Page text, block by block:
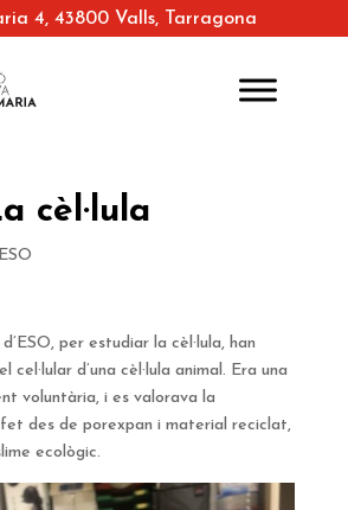
4, 43800 Valls, Tarragona
cèl·lula
per estudiar la cèl·lula, han
cel·lular d’una cèl·lula animal. Era una
voluntària, i es valorava la
des de porexpan i material reciclat,
ecològic.